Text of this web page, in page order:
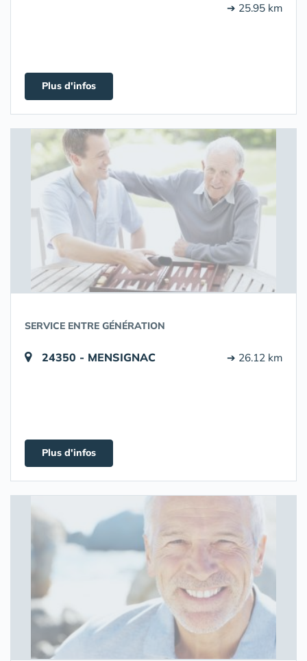
➔ 25.95 km
Plus d'infos
SERVICE ENTRE GÉNÉRATION
24350 - MENSIGNAC ➔ 26.12 km
Plus d'infos